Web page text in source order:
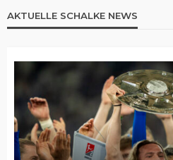
AKTUELLE SCHALKE NEWS